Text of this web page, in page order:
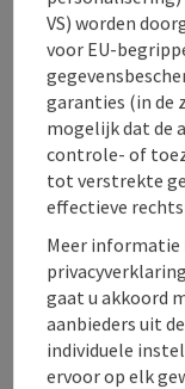
10.000m2
noemen. De hele
hebben ook
De honden zijn
groot hobby,
In de winter zijn
en halen we ook
Beschrijving
VS) worden
voor EU-
garanties (in de
mogelijk dat de
controle- of
tot verstrekte
effectieve
Meer informatie
gaat u akkoord
aanbieders uit
individuele
ervoor op elk